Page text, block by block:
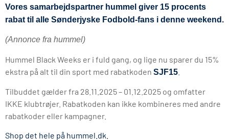
Vores samarbejdspartner hummel giver 15 procents
rabat til alle Sønderjyske Fodbold-fans i denne weekend.
(Annonce fra hummel)
Hummel Black Weeks er i fuld gang, og lige nu sparer du 15%
ekstra på alt til din sport med rabatkoden SJF15
Tilbuddet gælder fra 28.11.2025 – 01.12.2025 og omfatter
IKKE klubtrøjer. Rabatkoden kan ikke kombineres med andre
rabatkoder eller kampagner.
Shop det hele på hummel.dk.